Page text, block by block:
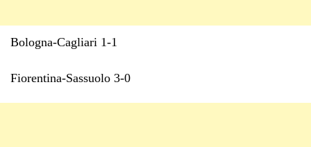
Bologna-Cagliari 1-1
Fiorentina-Sassuolo 3-0